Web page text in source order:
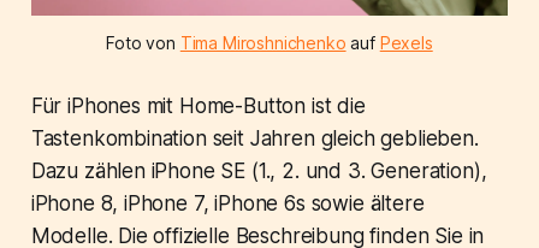
Foto von Tima Miroshnichenko auf Pexels
Für iPhones mit Home-Button ist die
Tastenkombination seit Jahren gleich geblieben.
Dazu zählen iPhone SE (1., 2. und 3. Generation),
iPhone 8, iPhone 7, iPhone 6s sowie ältere
Modelle. Die offizielle Beschreibung finden Sie in